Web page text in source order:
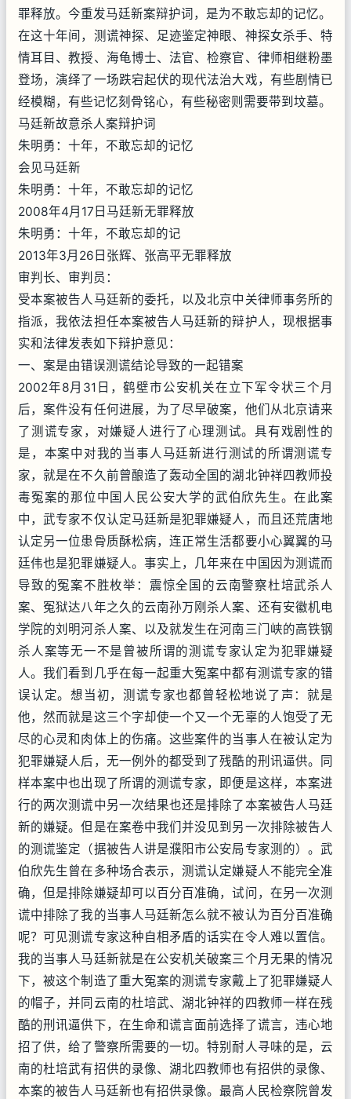
罪释放。今重发马廷新案辩护词，是为不敢忘却的记忆。
在这十年间，测谎神探、足迹鉴定神眼、神探女杀手、特
情耳目、教授、海龟博士、法官、检察官、律师相继粉墨
登场，演绎了一场跌宕起伏的现代法治大戏，有些剧情已
经模糊，有些记忆刻骨铭心，有些秘密则需要带到坟墓。
马廷新故意杀人案辩护词
朱明勇：十年，不敢忘却的记忆
会见马廷新
朱明勇：十年，不敢忘却的记忆
2008年4月17日马廷新无罪释放
朱明勇：十年，不敢忘却的记
2013年3月26日张辉、张高平无罪释放
审判长、审判员：
受本案被告人马廷新的委托，以及北京中关律师事务所的
指派，我依法担任本案被告人马廷新的辩护人，现根据事
实和法律发表如下辩护意见：
一、案是由错误测谎结论导致的一起错案
2002年8月31日，鹤壁市公安机关在立下军令状三个月
后，案件没有任何进展，为了尽早破案，他们从北京请来
了测谎专家，对嫌疑人进行了心理测试。具有戏剧性的
是，本案中对我的当事人马廷新进行测试的所谓测谎专
家，就是在不久前曾酿造了轰动全国的湖北钟祥四教师投
毒冤案的那位中国人民公安大学的武伯欣先生。在此案
中，武专家不仅认定马廷新是犯罪嫌疑人，而且还荒唐地
认定另一位患骨质酥松病，连正常生活都要小心翼翼的马
廷伟也是犯罪嫌疑人。事实上，几年来在中国因为测谎而
导致的冤案不胜枚举：震惊全国的云南警察杜培武杀人
案、冤狱达八年之久的云南孙万刚杀人案、还有安徽机电
学院的刘明河杀人案、以及就发生在河南三门峡的高铁钢
杀人案等无一不是曾被所谓的测谎专家认定为犯罪嫌疑
人。我们看到几乎在每一起重大冤案中都有测谎专家的错
误认定。想当初，测谎专家也都曾轻松地说了声：就是
他，然而就是这三个字却使一个又一个无辜的人饱受了无
尽的心灵和肉体上的伤痛。这些案件的当事人在被认定为
犯罪嫌疑人后，无一例外的都受到了残酷的刑讯逼供。同
样本案中也出现了所谓的测谎专家，即便是这样，本案进
行的两次测谎中另一次结果也还是排除了本案被告人马廷
新的嫌疑。但是在案卷中我们并没见到另一次排除被告人
的测谎鉴定（据被告人讲是濮阳市公安局专家测的）。武
伯欣先生曾在多种场合表示，测谎认定嫌疑人不能完全准
确，但是排除嫌疑却可以百分百准确，试问，在另一次测
谎中排除了我的当事人马廷新怎么就不被认为百分百准确
呢？可见测谎专家这种自相矛盾的话实在令人难以置信。
我的当事人马廷新就是在公安机关破案三个月无果的情况
下，被这个制造了重大冤案的测谎专家戴上了犯罪嫌疑人
的帽子，并同云南的杜培武、湖北钟祥的四教师一样在残
酷的刑讯逼供下，在生命和谎言面前选择了谎言，违心地
招了供，给了警察所需要的一切。特别耐人寻味的是，云
南的杜培武有招供的录像、湖北四教师也有招供的录像、
本案的被告人马廷新也有招供录像。最高人民检察院曾发